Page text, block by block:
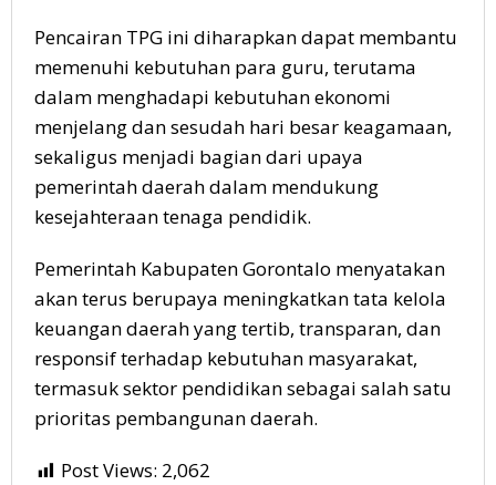
Pencairan TPG ini diharapkan dapat membantu
memenuhi kebutuhan para guru, terutama
dalam menghadapi kebutuhan ekonomi
menjelang dan sesudah hari besar keagamaan,
sekaligus menjadi bagian dari upaya
pemerintah daerah dalam mendukung
kesejahteraan tenaga pendidik.
Pemerintah Kabupaten Gorontalo menyatakan
akan terus berupaya meningkatkan tata kelola
keuangan daerah yang tertib, transparan, dan
responsif terhadap kebutuhan masyarakat,
termasuk sektor pendidikan sebagai salah satu
prioritas pembangunan daerah.
Post Views: 2,062